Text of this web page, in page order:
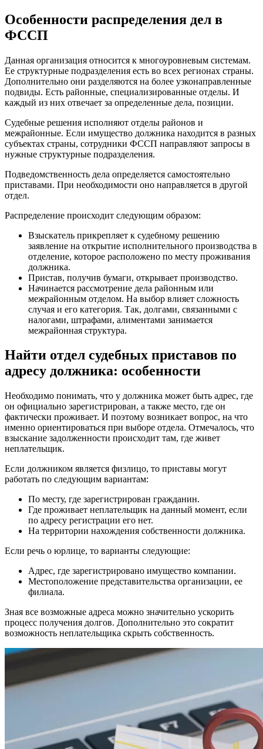
Особенности распределения дел в
ФССП
Данная организация относится к многоуровневым системам.
Ее структурные подразделения есть во всех регионах страны.
Дополнительно они разделяются на более узконаправленные
подвиды. Есть районные, специализированные отделы. И
каждый из них отвечает за определенные дела, позиции.
Судебные решения исполняют отделы районов и
межрайонные. Если имущество должника находится в разных
субъектах страны, сотрудники ФССП направляют запросы в
нужные структурные подразделения.
Подведомственность дела определяется самостоятельно
приставами. При необходимости оно направляется в другой
отдел.
Распределение происходит следующим образом:
Взыскатель прикрепляет к судебному решению
заявление на открытие исполнительного производства в
отделение, которое расположено по месту проживания
должника.
Пристав, получив бумаги, открывает производство.
Начинается рассмотрение дела районным или
межрайонным отделом. На выбор влияет сложность
случая и его категория. Так, долгами, связанными с
налогами, штрафами, алиментами занимается
межрайонная структура.
Найти отдел судебных приставов по
адресу должника: особенности
Необходимо понимать, что у должника может быть адрес, где
он официально зарегистрирован, а также место, где он
фактически проживает. И поэтому возникает вопрос, на что
именно ориентироваться при выборе отдела. Отмечалось, что
взыскание задолженности происходит там, где живет
неплательщик.
Если должником является физлицо, то приставы могут
работать по следующим вариантам:
По месту, где зарегистрирован гражданин.
Где проживает неплательщик на данный момент, если
по адресу регистрации его нет.
На территории нахождения собственности должника.
Если речь о юрлице, то варианты следующие:
Адрес, где зарегистрировано имущество компании.
Местоположение представительства организации, ее
филиала.
Зная все возможные адреса можно значительно ускорить
процесс получения долгов. Дополнительно это сократит
возможность неплательщика скрыть собственность.